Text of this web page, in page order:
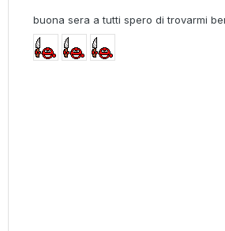
buona sera a tutti spero di trovarmi